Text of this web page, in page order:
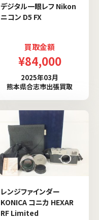
デジタル一眼レフ Nikon
ニコン D5 FX
買取金額
¥84,000
2025年03月
熊本県合志市出張買取
レンジファインダー
KONICA コニカ HEXAR
RF Limited